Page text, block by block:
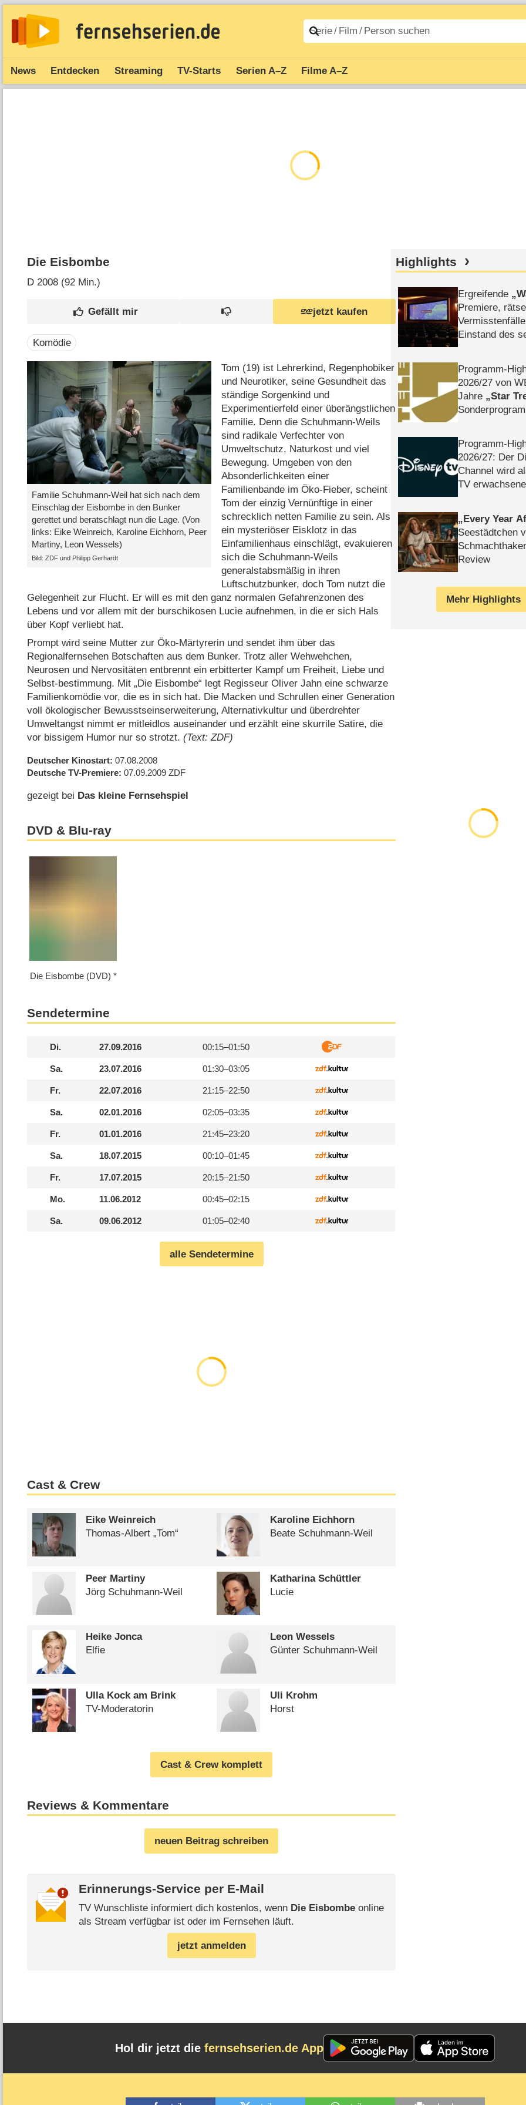
News Entdecken Streaming TV-Starts Serien A–Z Filme A–Z
Die Eisbombe
D 2008 (92 Min.)
jetzt kaufen
Komödie
Familie Schuhmann-Weil hat sich nach dem
Einschlag der Eisbombe in den Bunker
gerettet und beratschlagt nun die Lage. (Von
links: Eike Weinreich, Karoline Eichhorn, Peer
Martiny, Leon Wessels)
Bild: ZDF und Philipp Gerhardt
Tom (19) ist Lehrerkind, Regenphobiker
und Neurotiker, seine Gesundheit das
ständige Sorgenkind und
Experimentierfeld einer überängstlichen
Familie. Denn die Schuhmann-Weils
sind radikale Verfechter von
Umweltschutz, Naturkost und viel
Bewegung. Umgeben von den
Absonderlichkeiten einer
Familienbande im Öko-Fieber, scheint
Tom der einzig Vernünftige in einer
schrecklich netten Familie zu sein. Als
ein mysteriöser Eisklotz in das
Einfamilienhaus einschlägt, evakuieren
sich die Schuhmann-Weils
generalstabsmäßig in ihren
Luftschutzbunker, doch Tom nutzt die
Gelegenheit zur Flucht. Er will es mit den ganz normalen Gefahrenzonen des
Lebens und vor allem mit der burschikosen Lucie aufnehmen, in die er sich Hals
über Kopf verliebt hat.
Prompt wird seine Mutter zur Öko-Märtyrerin und sendet ihm über das
Regionalfernsehen Botschaften aus dem Bunker. Trotz aller Wehwehchen,
Neurosen und Nervositäten entbrennt ein erbitterter Kampf um Freiheit, Liebe und
Selbst-bestimmung. Mit „Die Eisbombe“ legt Regisseur Oliver Jahn eine schwarze
Familienkomödie vor, die es in sich hat. Die Macken und Schrullen einer Generation
voll ökologischer Bewusstseinserweiterung, Alternativkultur und überdrehter
Umweltangst nimmt er mitleidlos auseinander und erzählt eine skurrile Satire, die
vor bissigem Humor nur so strotzt.(Text: ZDF)
Deutscher Kinostart 07.08.2008
Deutsche TV-Premiere 07.09.2009 ZDF
gezeigt bei Das kleine Fernsehspiel
DVD & Blu-ray
Die Eisbombe (DVD)
Sendetermine
Di. 27.09.2016 00:15–01:50
Sa. 23.07.2016 01:30–03:05
Fr. 22.07.2016 21:15–22:50
Sa. 02.01.2016 02:05–03:35
Fr. 01.01.2016 21:45–23:20
Sa. 18.07.2015 00:10–01:45
Fr. 17.07.2015 20:15–21:50
Mo. 11.06.2012 00:45–02:15
Sa. 09.06.2012 01:05–02:40
alle Sendetermine
Cast & Crew
Eike Weinreich
Thomas-Albert „Tom“
Karoline Eichhorn
Beate Schuhmann-Weil
Peer Martiny
Jörg Schuhmann-Weil
Katharina Schüttler
Lucie
Heike Jonca
Elfie
Leon Wessels
Günter Schuhmann-Weil
Ulla Kock am Brink
TV-Moderatorin
Uli Krohm
Horst
Cast & Crew komplett
Reviews & Kommentare
neuen Beitrag schreiben
Erinnerungs-Service per E-Mail
TV Wunschliste informiert dich kostenlos, wenn Die Eisbombeonline
als Stream verfügbar ist oder im Fernsehen läuft.
jetzt anmelden
Highlights
Ergreifende
Premiere,
Einstand des
Programm-
2026/​27 von
Jahre
Star
Programm-
2026/​27: Der
Channel wird
TV
Every Year
Seestädtchen
Review
Mehr Highlights
Hol dir jetzt die fernsehserien.de App